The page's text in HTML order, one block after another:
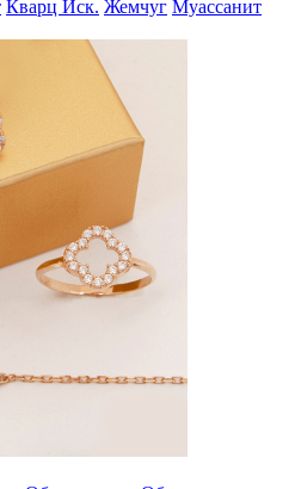
Кварц Иск. Жемчуг Муассанит